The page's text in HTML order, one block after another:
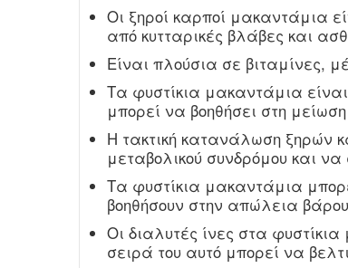
Οι ξηροί καρποί μακαντάμια
από κυτταρικές βλάβες και
Είναι πλούσια σε βιταμίνες,
Τα φυστίκια μακαντάμια
μπορεί να βοηθήσει στη
Η τακτική κατανάλωση ξηρών
μεταβολικού συνδρόμου και
Τα φυστίκια μακαντάμια
βοηθήσουν στην απώλεια
Οι διαλυτές ίνες στα
σειρά του αυτό μπορεί να